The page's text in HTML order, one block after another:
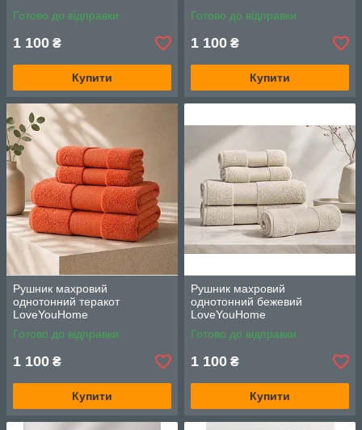
Готово до відправки
1 100 ₴
Купити
Готово до відправки
1 100 ₴
Купити
Рушник махровий
однотонний теракот
LoveYouHome
Готово до відправки
1 100 ₴
Купити
Рушник махровий
однотонний бежевий
LoveYouHome
Готово до відправки
1 100 ₴
Купити